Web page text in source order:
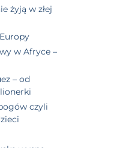
żyją w złej
w Afryce –
– od
czyli